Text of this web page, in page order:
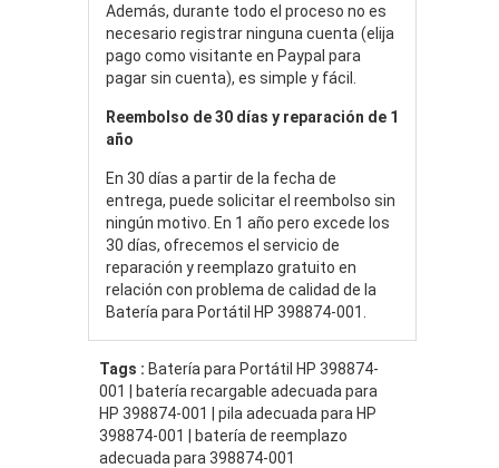
Además, durante todo el proceso no es
necesario registrar ninguna cuenta (elija
pago como visitante en Paypal para
pagar sin cuenta), es simple y fácil.
Reembolso de 30 días y reparación de 1
año
En 30 días a partir de la fecha de
entrega, puede solicitar el reembolso sin
ningún motivo. En 1 año pero excede los
30 días, ofrecemos el servicio de
reparación y reemplazo gratuito en
relación con problema de calidad de la
Batería para Portátil HP 398874-001.
Tags : Batería para Portátil HP 398874-
001 | batería recargable adecuada para
HP 398874-001 | pila adecuada para HP
398874-001 | batería de reemplazo
adecuada para 398874-001